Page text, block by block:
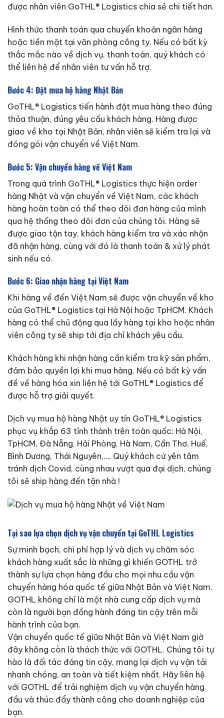
được nhân viên GoTHL® Logistics chia sẻ chi tiết hơn.
Hình thức thanh toán qua chuyển khoản ngân hàng
hoặc tiền mặt tại văn phòng công ty. Nếu có bất kỳ
thắc mắc nào về dịch vụ, thanh toán, quý khách có
thể liên hệ để nhân viên tư vấn hỗ trợ.
Bước 4: Đặt mua hộ hàng Nhật Bản
GoTHL® Logistics tiến hành đặt mua hàng theo đúng
thỏa thuận, đúng yêu cầu khách hàng. Hàng được
giao về kho tại Nhật Bản, nhân viên sẽ kiểm tra lại và
đóng gói vận chuyển về Việt Nam.
Bước 5: Vận chuyển hàng về Việt Nam
Trong quá trình GoTHL® Logistics thực hiện order
hàng Nhật và vận chuyển về Việt Nam, các khách
hàng hoàn toàn có thể theo dõi đơn hàng của mình
qua hệ thống theo dõi đơn của chúng tôi. Hàng sẽ
được giao tận tay, khách hàng kiểm tra và xác nhận
đã nhận hàng, cùng với đó là thanh toán & xử lý phát
sinh nếu có.
Bước 6: Giao nhận hàng tại Việt Nam
Khi hàng về đến Việt Nam sẽ được vận chuyển về kho
của GoTHL® Logistics tại Hà Nội hoặc TpHCM. Khách
hàng có thể chủ động qua lấy hàng tại kho hoặc nhân
viên công ty sẽ ship tới địa chỉ khách yêu cầu.
Khách hàng khi nhận hàng cần kiểm tra kỹ sản phẩm,
đảm bảo quyền lợi khi mua hàng. Nếu có bất kỳ vấn
đề về hàng hóa xin liên hệ tới GoTHL® Logistics để
được hỗ trợ giải quyết.
Dịch vụ mua hộ hàng Nhật uy tín GoTHL® Logistics
phục vụ khắp 63 tỉnh thành trên toàn quốc: Hà Nội,
TpHCM, Đà Nẵng, Hải Phòng, Hà Nam, Cần Thơ, Huế,
Bình Dương, Thái Nguyên,…. Quý khách cứ yên tâm
tránh dịch Covid, cùng nhau vượt qua đại dịch, chúng
tôi sẽ ship hàng đến tận nhà !
Tại sao lựa chọn dịch vụ vận chuyển tại GoTHL Logistics
Sự minh bạch, chi phí hợp lý và dịch vụ chăm sóc
khách hàng xuất sắc là những gì khiến GOTHL trở
thành sự lựa chọn hàng đầu cho mọi nhu cầu vận
chuyển hàng hóa quốc tế giữa Nhật Bản và Việt Nam.
GOTHL không chỉ là một nhà cung cấp dịch vụ mà
còn là người bạn đồng hành đáng tin cậy trên mỗi
hành trình của bạn.
Vận chuyển quốc tế giữa Nhật Bản và Việt Nam giờ
đây không còn là thách thức với GOTHL. Chúng tôi tự
hào là đối tác đáng tin cậy, mang lại dịch vụ vận tải
nhanh chóng, an toàn và tiết kiệm nhất. Hãy liên hệ
với GOTHL để trải nghiệm dịch vụ vận chuyển hàng
đầu và thúc đẩy thành công cho doanh nghiệp của
bạn.